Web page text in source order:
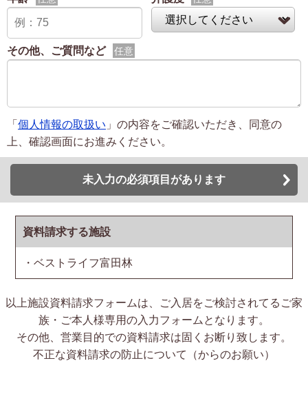
その他、ご質問など 任意
「個人情報の取扱い 」の内容をご確認いただき、同意の
上、確認画面にお進みください。
未入力の必須項目があります
資料請求する施設
・ベストライフ富田林
以上施設資料請求フォームは、ご入居をご検討されてるご家
族・ご本人様専用の入力フォームとなります。
その他、営業目的での資料請求は固くお断り致します。
不正な資料請求の防止について（からのお願い）